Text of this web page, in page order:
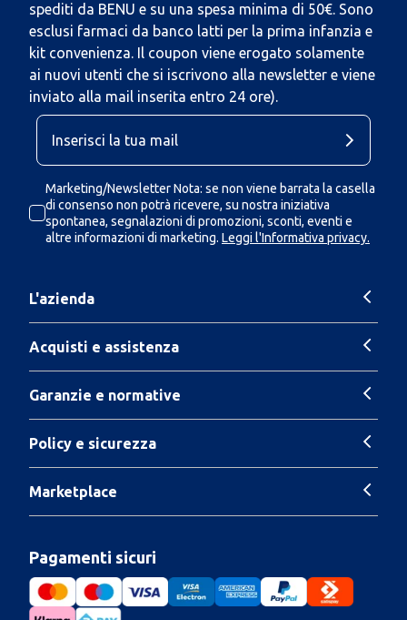
spediti da BENU e su una spesa minima di 50€. Sono
esclusi farmaci da banco latti per la prima infanzia e
kit convenienza. Il coupon viene erogato solamente
ai nuovi utenti che si iscrivono alla newsletter e viene
inviato alla mail inserita entro 24 ore).
Marketing/Newsletter Nota: se non viene barrata la casella
di consenso non potrà ricevere, su nostra iniziativa
spontanea, segnalazioni di promozioni, sconti, eventi e
altre informazioni di marketing. Leggi l'Informativa privacy.
L'azienda
Acquisti e assistenza
Garanzie e normative
Policy e sicurezza
Marketplace
Pagamenti sicuri